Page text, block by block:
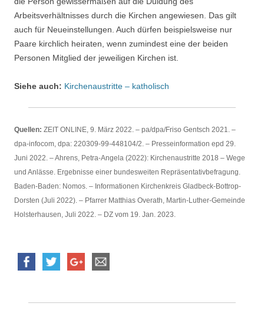
Arbeitsverhältnisses durch die Kirchen angewiesen. Das gilt
auch für Neueinstellungen. Auch dürfen beispielsweise nur
Paare kirchlich heiraten, wenn zumindest eine der beiden
Personen Mitglied der jeweiligen Kirchen ist.
Siehe auch: Kirchenaustritte – katholisch
Quellen: ZEIT ONLINE, 9. März 2022. – pa/dpa/Friso Gentsch 2021. –
dpa-infocom, dpa: 220309-99-448104/2. – Presseinformation epd 29.
Juni 2022. – Ahrens, Petra-Angela (2022): Kirchenaustritte 2018 – Wege
und Anlässe. Ergebnisse einer bundesweiten Repräsentativbefragung.
Baden-Baden: Nomos. – Informationen Kirchenkreis Gladbeck-Bottrop-
Dorsten (Juli 2022). – Pfarrer Matthias Overath, Martin-Luther-Gemeinde
Holsterhausen, Juli 2022. – DZ vom 19. Jan. 2023.